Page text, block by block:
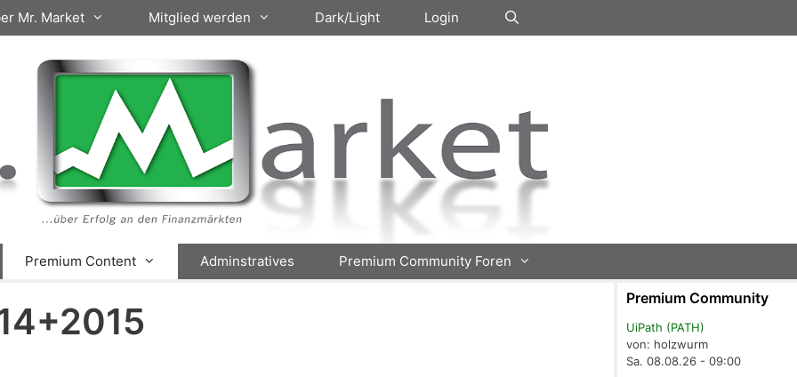
Mr. Market Mitglied werden Dark/Light Login
Premium Content Adminstratives Premium Community Foren
Premium Community
UiPath (PATH)
von: holzwurm
Sa. 08.08.26 - 09:00